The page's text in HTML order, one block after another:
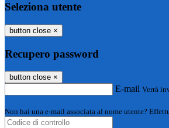
Seleziona utente
button close ×
Recupero password
button close ×
E-mail Verrà
Non hai una e-mail associata al nome utente?